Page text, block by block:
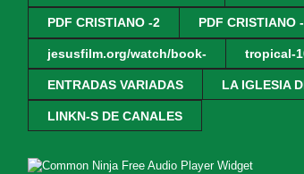
PDF CRISTIANO -2 PDF CRISTIANO
jesusfilm.org/watch/book- tropical-
ENTRADAS VARIADAS LA IGLESIA
LINKN-S DE CANALES
Free Audio Player Widget